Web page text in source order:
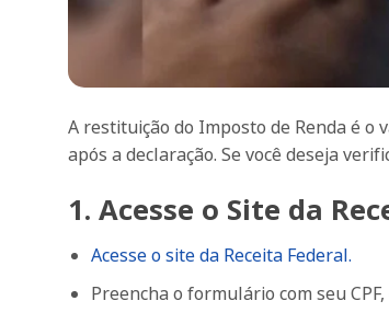
A restituição do Imposto de Renda é o
após a declaração. Se você deseja
1. Acesse o Site da
Acesse o site da Receita Federal.
Preencha o formulário com seu